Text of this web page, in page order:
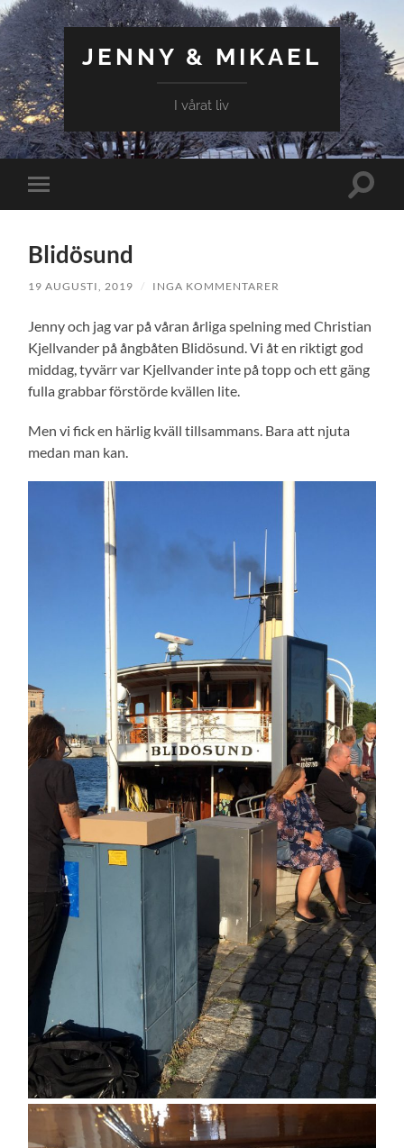
JENNY & MIKAEL
I vårat liv
Slå
på/av
Slå
Blidösund
19 AUGUSTI, 2019 / INGA KOMMENTARER
Jenny och jag var på våran årliga spelning med Christian
Kjellvander på ångbåten Blidösund. Vi åt en riktigt god
middag, tyvärr var Kjellvander inte på topp och ett gäng
fulla grabbar förstörde kvällen lite.
Men vi fick en härlig kväll tillsammans. Bara att njuta
medan man kan.